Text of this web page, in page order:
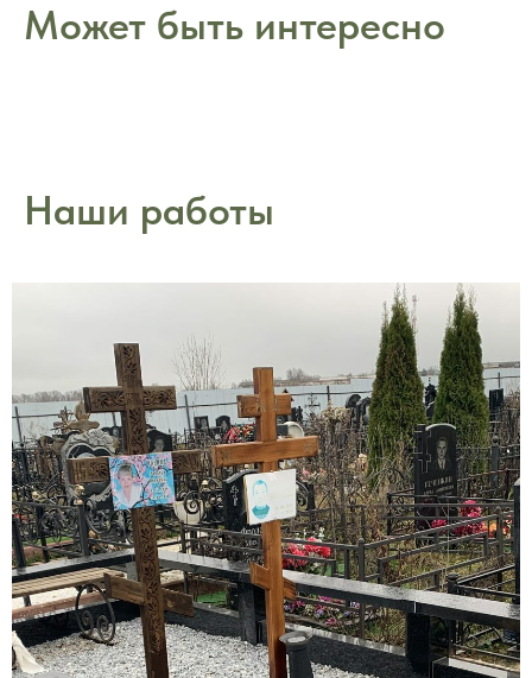
Может быть интересно
Наши работы